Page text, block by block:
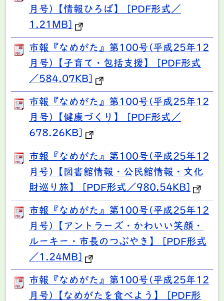
月号)【情報ひろば】 [PDF形式／
1.21MB]
市報『なめがた』第100号(平成25年12
月号)【子育て・包括支援】 [PDF形式
／584.07KB]
市報『なめがた』第100号(平成25年12
月号)【健康づくり】 [PDF形式／
678.26KB]
市報『なめがた』第100号(平成25年12
月号)【図書館情報・公民館情報・文化
財巡り旅】 [PDF形式／980.54KB]
市報『なめがた』第100号(平成25年12
月号)【アントラーズ・かわいい笑顔・
ルーキー・市長のつぶやき】 [PDF形式
／1.24MB]
市報『なめがた』第100号(平成25年12
月号)【なめがたを食べよう】 [PDF形